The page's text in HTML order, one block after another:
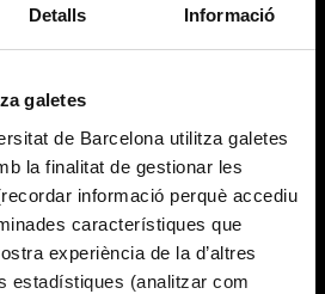
Detalls Informació
galetes
de Barcelona utilitza galetes
la finalitat de gestionar les
informació perquè accediu
característiques que
experiència de la d’altres
estadístiques (analitzar com